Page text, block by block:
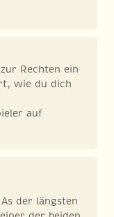
Rechten ein
wie du dich
auf
der längsten